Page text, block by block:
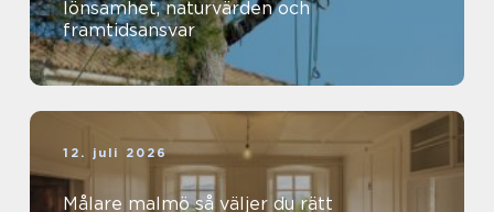
lönsamhet, naturvärden och
framtidsansvar
12. juli 2026
Målare malmö så väljer du rätt